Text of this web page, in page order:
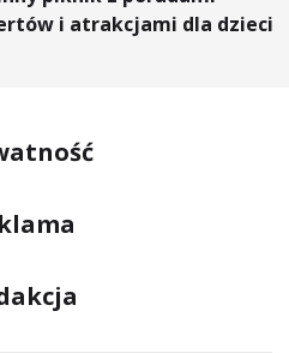
i atrakcjami dla dzieci